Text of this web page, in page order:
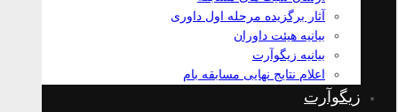
آثار برگزیده مرحله اول داوری
بیانیه هیئت داوران
بیانیه زیگوآرت
اعلام نتایج نهایی مسابقه بام
زیگوآرت